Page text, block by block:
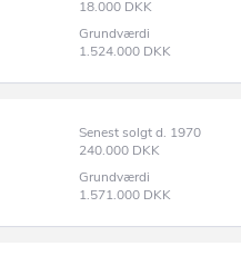
18.000 DKK
Grundværdi
1.524.000 DKK
Senest solgt d. 1970
240.000 DKK
Grundværdi
1.571.000 DKK